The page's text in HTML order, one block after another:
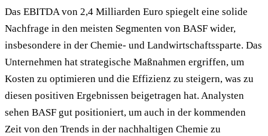
Das EBITDA von 2,4 Milliarden Euro spiegelt eine solide
Nachfrage in den meisten Segmenten von BASF wider,
insbesondere in der Chemie- und Landwirtschaftssparte. Das
Unternehmen hat strategische Maßnahmen ergriffen, um
Kosten zu optimieren und die Effizienz zu steigern, was zu
diesen positiven Ergebnissen beigetragen hat. Analysten
sehen BASF gut positioniert, um auch in der kommenden
Zeit von den Trends in der nachhaltigen Chemie zu